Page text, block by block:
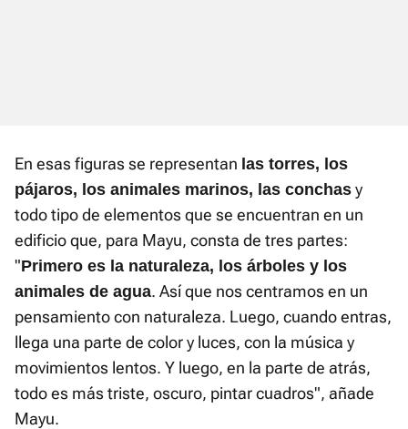
En esas figuras se representan las torres, los
pájaros, los animales marinos, las conchas y
todo tipo de elementos que se encuentran en un
edificio que, para Mayu, consta de tres partes:
"Primero es la naturaleza, los árboles y los
animales de agua. Así que nos centramos en un
pensamiento con naturaleza. Luego, cuando entras,
llega una parte de color y luces, con la música y
movimientos lentos. Y luego, en la parte de atrás,
todo es más triste, oscuro, pintar cuadros", añade
Mayu.